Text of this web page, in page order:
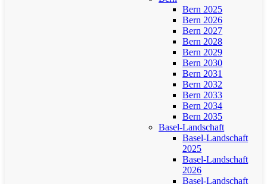
Bern 2025
Bern 2026
Bern 2027
Bern 2028
Bern 2029
Bern 2030
Bern 2031
Bern 2032
Bern 2033
Bern 2034
Bern 2035
Basel-Landschaft
Basel-Landschaft
2025
Basel-Landschaft
2026
Basel-Landschaft